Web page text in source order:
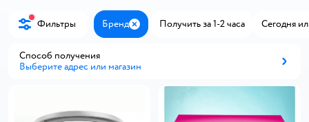
Фильтры Бренд ЗакрытьПолучить за 1-2 часа Сегодня
Способ получения
Выберите адрес или магазин